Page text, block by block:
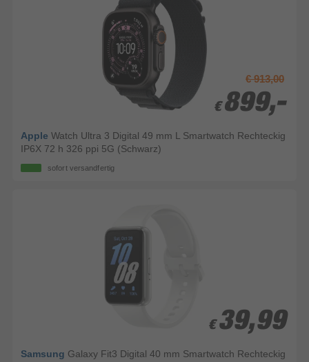
€ 913,00
€ 899,-
€ 899,-
Apple Watch Ultra 3 Digital 49 mm L Smartwatch Rechteckig
IP6X 72 h 326 ppi 5G (Schwarz)
sofort versandfertig
€ 39,99
€ 39,99
Samsung Galaxy Fit3 Digital 40 mm Smartwatch Rechteckig